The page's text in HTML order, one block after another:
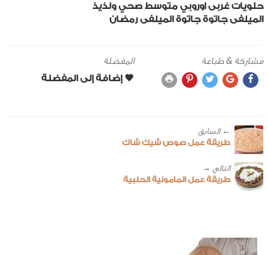
حلويات غربى اوروبي متوسط صحي ولذيذ
الميلفى جاتوة جاتوة الميلفى رمضان
مشاركة & طباعة المفضلة
← ‎السابق
طريقة عمل صوص شيك شاك
طريقة عمل المامونية الحلبية